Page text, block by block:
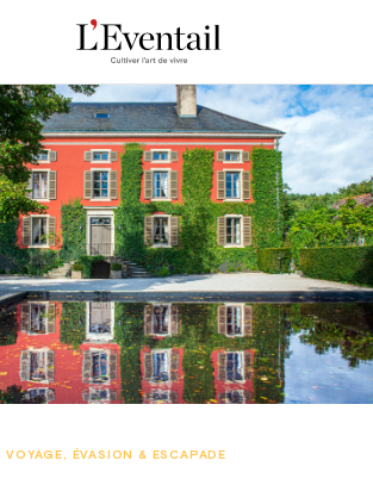
VOYAGE, ÉVASION & ESCAPADE